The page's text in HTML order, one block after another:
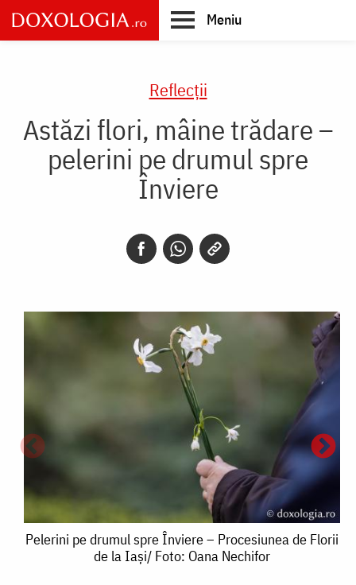
Skip
to
main
Meniu
Reflecții
Astăzi flori, mâine trădare –
pelerini pe drumul spre
Înviere
Pelerini
Pelerini pe drumul spre Înviere – Procesiunea de Florii
de la Iași/ Foto: Oana Nechifor